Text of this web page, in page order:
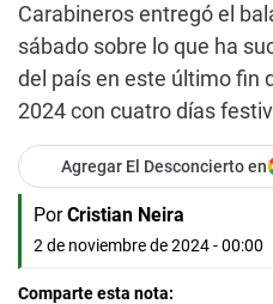
Carabineros entregó el
sábado sobre lo que ha
del país en este último fin
2024 con cuatro días
Agregar El Desconcierto en
Por Cristian Neira
2 de noviembre de 2024 - 00:00
Comparte esta nota: